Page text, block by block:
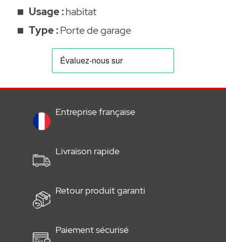
Usage :habitat
Type :Porte de garage
Entreprise française
Livraison rapide
Retour produit garanti
Paiement sécurisé